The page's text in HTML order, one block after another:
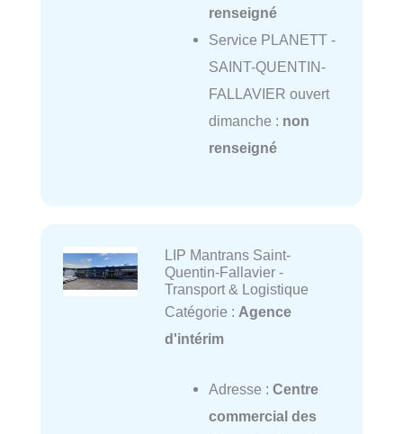
renseigné
Service PLANETT -
SAINT-QUENTIN-
FALLAVIER ouvert
dimanche : non
renseigné
LIP Mantrans Saint-
Quentin-Fallavier -
Transport & Logistique
Catégorie : Agence
d'intérim
Adresse : Centre
commercial des